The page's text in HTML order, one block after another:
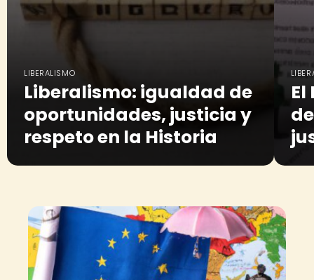
LIBERALISMO
Liberalismo: igualdad de
oportunidades, justicia y
respeto en la Historia